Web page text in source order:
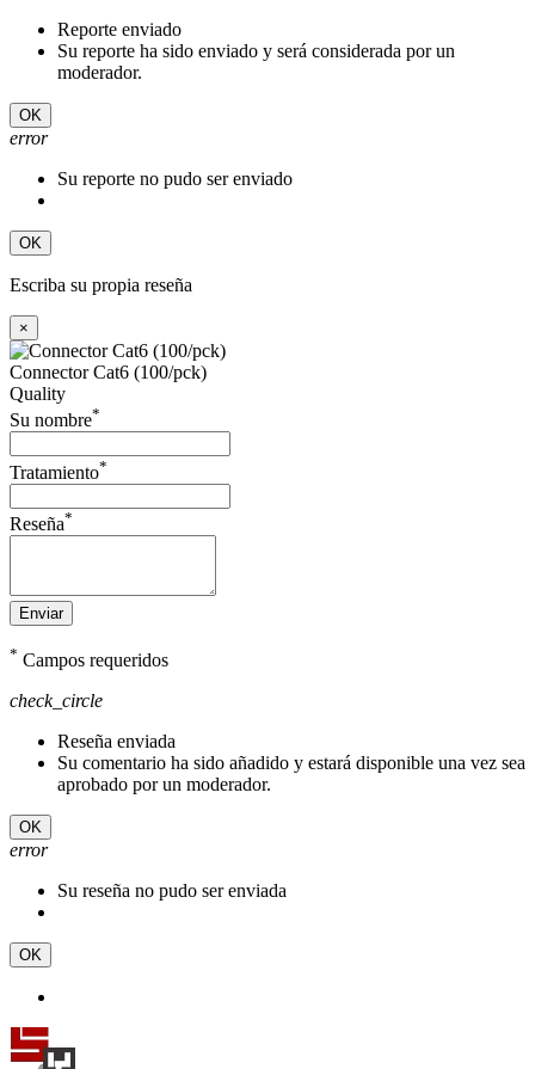
Reporte enviado
Su reporte ha sido enviado y será considerada por un
moderador.
OK
error
Su reporte no pudo ser enviado
OK
Escriba su propia reseña
×
Connector Cat6 (100/pck)
Quality
Su nombre*
Tratamiento*
Reseña*
Enviar
* Campos requeridos
check_circle
Reseña enviada
Su comentario ha sido añadido y estará disponible una vez sea
aprobado por un moderador.
OK
error
Su reseña no pudo ser enviada
OK